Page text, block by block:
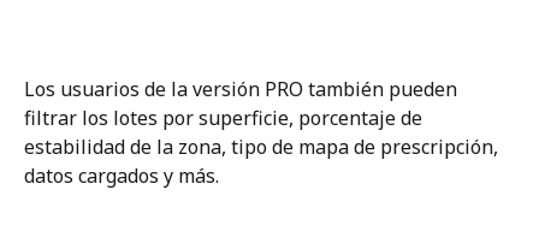
Los usuarios de la versión PRO también pueden
filtrar los lotes por superficie, porcentaje de
estabilidad de la zona, tipo de mapa de prescripción,
datos cargados y más.